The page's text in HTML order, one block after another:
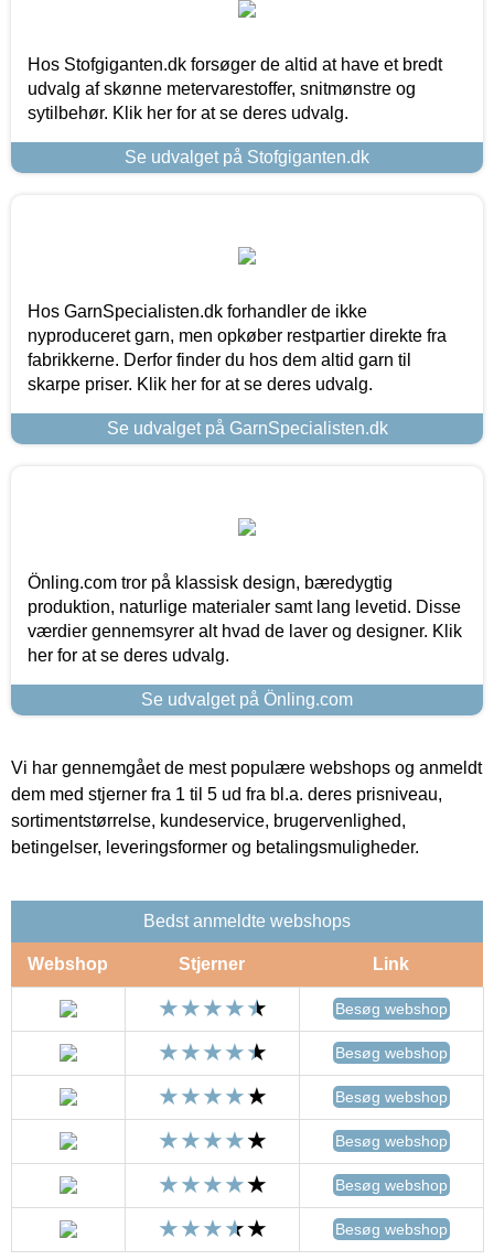
Hos Stofgiganten.dk forsøger de altid at have et bredt
udvalg af skønne metervarestoffer, snitmønstre og
sytilbehør. Klik her for at se deres udvalg.
Se udvalget på Stofgiganten.dk
Hos GarnSpecialisten.dk forhandler de ikke
nyproduceret garn, men opkøber restpartier direkte fra
fabrikkerne. Derfor finder du hos dem altid garn til
skarpe priser. Klik her for at se deres udvalg.
Se udvalget på GarnSpecialisten.dk
Önling.com tror på klassisk design, bæredygtig
produktion, naturlige materialer samt lang levetid. Disse
værdier gennemsyrer alt hvad de laver og designer. Klik
her for at se deres udvalg.
Se udvalget på Önling.com
Vi har gennemgået de mest populære webshops og anmeldt
dem med stjerner fra 1 til 5 ud fra bl.a. deres prisniveau,
sortimentstørrelse, kundeservice, brugervenlighed,
betingelser, leveringsformer og betalingsmuligheder.
Bedst anmeldte webshops
Webshop Stjerner Link
Besøg webshop
Besøg webshop
Besøg webshop
Besøg webshop
Besøg webshop
Besøg webshop